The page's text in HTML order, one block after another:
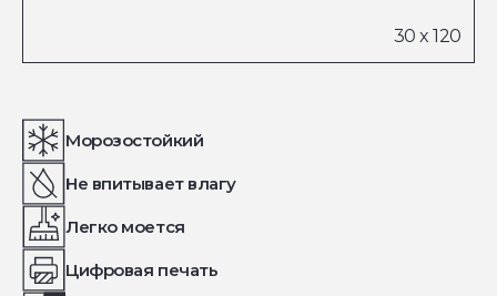
Морозостойкий
Не впитывает влагу
Легко моется
Цифровая печать